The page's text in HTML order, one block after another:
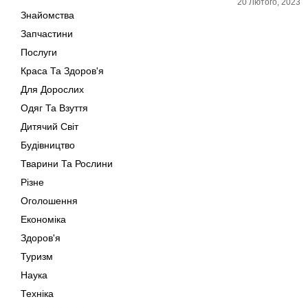
Знайомства
Запчастини
Послуги
Краса Та Здоров'я
Для Дорослих
Одяг Та Взуття
Дитячий Світ
Будівництво
Тварини Та Рослини
Різне
Оголошення
Економіка
Здоров'я
Туризм
Наука
Техніка
20 Лютого, 2023